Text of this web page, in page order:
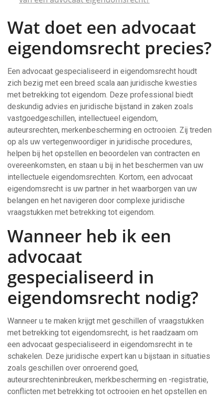
Wat doet een advocaat
eigendomsrecht precies?
Een advocaat gespecialiseerd in eigendomsrecht houdt
zich bezig met een breed scala aan juridische kwesties
met betrekking tot eigendom. Deze professional biedt
deskundig advies en juridische bijstand in zaken zoals
vastgoedgeschillen, intellectueel eigendom,
auteursrechten, merkenbescherming en octrooien. Zij treden
op als uw vertegenwoordiger in juridische procedures,
helpen bij het opstellen en beoordelen van contracten en
overeenkomsten, en staan u bij in het beschermen van uw
intellectuele eigendomsrechten. Kortom, een advocaat
eigendomsrecht is uw partner in het waarborgen van uw
belangen en het navigeren door complexe juridische
vraagstukken met betrekking tot eigendom.
Wanneer heb ik een
advocaat
gespecialiseerd in
eigendomsrecht nodig?
Wanneer u te maken krijgt met geschillen of vraagstukken
met betrekking tot eigendomsrecht, is het raadzaam om
een advocaat gespecialiseerd in eigendomsrecht in te
schakelen. Deze juridische expert kan u bijstaan in situaties
zoals geschillen over onroerend goed,
auteursrechteninbreuken, merkbescherming en -registratie,
conflicten met betrekking tot octrooien en het opstellen en